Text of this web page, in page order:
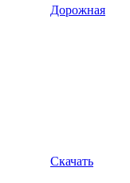
Дорожная
Скачать